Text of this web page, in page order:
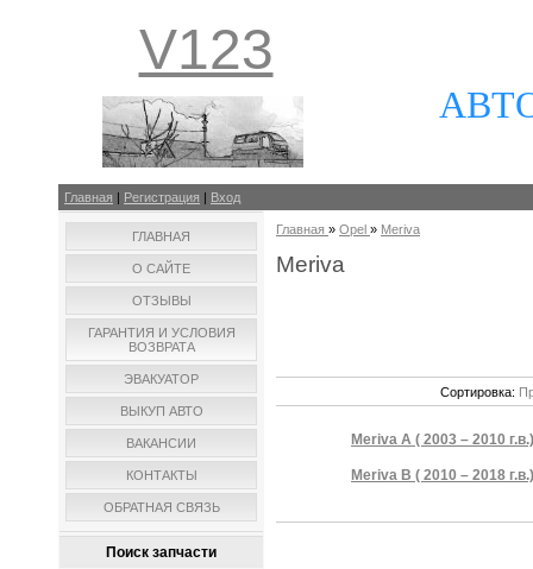
V123
Главная | Регистрация | Вход
ГЛАВНАЯ
О САЙТЕ
ОТЗЫВЫ
ГАРАНТИЯ И УСЛОВИЯ
ВОЗВРАТА
ЭВАКУАТОР
ВЫКУП АВТО
ВАКАНСИИ
КОНТАКТЫ
ОБРАТНАЯ СВЯЗЬ
Поиск запчасти
Главная » Opel » Meriva
Meriva
Сортировка:
Meriva A ( 2003 – 2010 г.в.)
Meriva B ( 2010 – 2018 г.в.)